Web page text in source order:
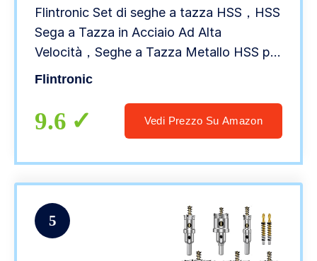
Flintronic Set di seghe a tazza HSS，HSS
Sega a Tazza in Acciaio Ad Alta
Velocità，Seghe a Tazza Metallo HSS per
Acciaio Cobalto/Set di 5 frese
Cobalto…
Flintronic
9.6 Vedi Prezzo Su Amazon
5